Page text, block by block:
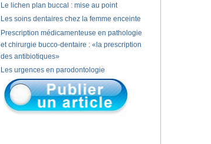
Le lichen plan buccal : mise au point
Les soins dentaires chez la femme enceinte
Prescription médicamenteuse en pathologie
et chirurgie bucco-dentaire : «la prescription
des antibiotiques»
Les urgences en parodontologie